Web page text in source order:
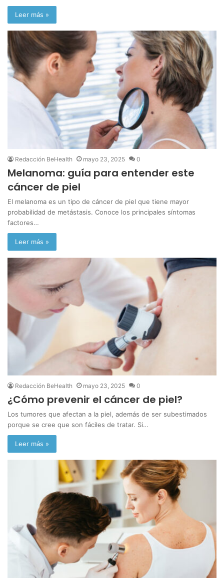
Leer más »
Redacción BeHealth mayo 23, 2025 0
Melanoma: guía para entender este
cáncer de piel
El melanoma es un tipo de cáncer de piel que tiene mayor
probabilidad de metástasis. Conoce los principales síntomas
factores…
Leer más »
Redacción BeHealth mayo 23, 2025 0
¿Cómo prevenir el cáncer de piel?
Los tumores que afectan a la piel, además de ser subestimados
porque se cree que son fáciles de tratar. Si…
Leer más »